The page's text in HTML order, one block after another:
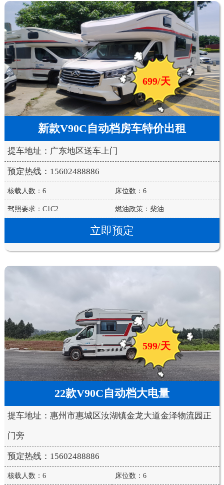
699/天
新款V90C自动档房车特价出租
提车地址：广东地区送车上门
预定热线：15602488886
核载人数：6 床位数：6
驾照要求：C1C2 燃油政策：柴油
立即预定
599/天
22款V90C自动档大电量
提车地址：惠州市惠城区汝湖镇金龙大道金泽物流园正
门旁
预定热线：15602488886
核载人数：6 床位数：6